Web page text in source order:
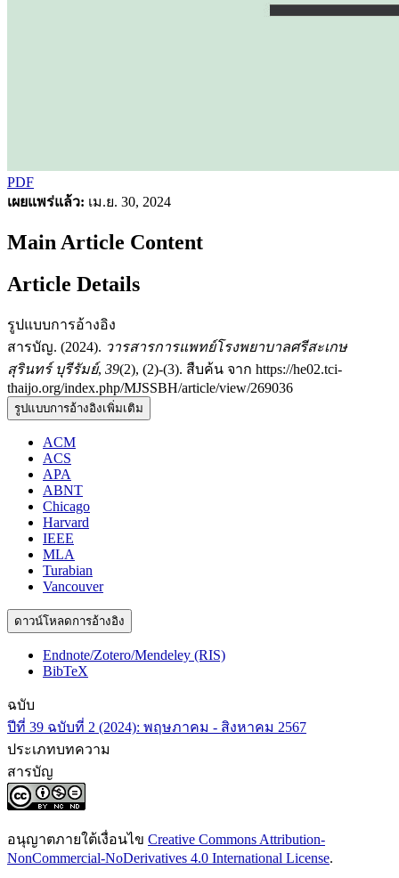
PDF
เผยแพร่แล้ว: เม.ย. 30, 2024
Main Article Content
Article Details
รูปแบบการอ้างอิง
สารบัญ. (2024). วารสารการแพทย์โรงพยาบาลศรีสะเกษ
สุรินทร์ บุรีรัมย์, 39(2), (2)-(3). สืบค้น จาก https://he02.tci-
thaijo.org/index.php/MJSSBH/article/view/269036
รูปแบบการอ้างอิงเพิ่มเติม
ACM
ACS
APA
ABNT
Chicago
Harvard
IEEE
MLA
Turabian
Vancouver
ดาวน์โหลดการอ้างอิง
Endnote/Zotero/Mendeley (RIS)
BibTeX
ฉบับ
ปีที่ 39 ฉบับที่ 2 (2024): พฤษภาคม - สิงหาคม 2567
ประเภทบทความ
สารบัญ
อนุญาตภายใต้เงื่อนไข Creative Commons Attribution-
NonCommercial-NoDerivatives 4.0 International License.